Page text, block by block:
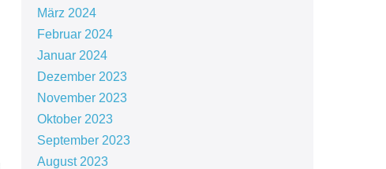
März 2024
Februar 2024
Januar 2024
Dezember 2023
November 2023
Oktober 2023
September 2023
August 2023